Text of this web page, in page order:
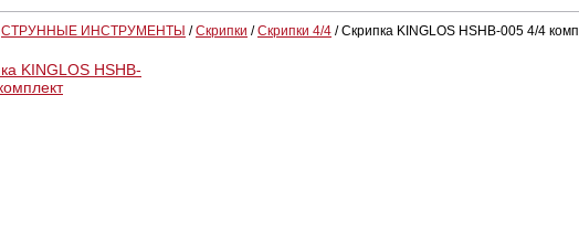
СТРУННЫЕ ИНСТРУМЕНТЫ /Скрипки /Скрипки 4/4 /Скрипка KINGLOS HSHB-005 4/4